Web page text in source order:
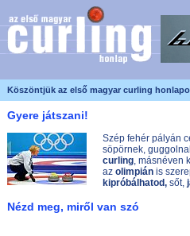
Köszöntjük az első magyar curling
Gyere játszani!
Szép fehér pályán
söpörnek,
curling, másnéven
az olimpiánis
kipróbálhatod,sőt,
Nézd meg, miről van szó